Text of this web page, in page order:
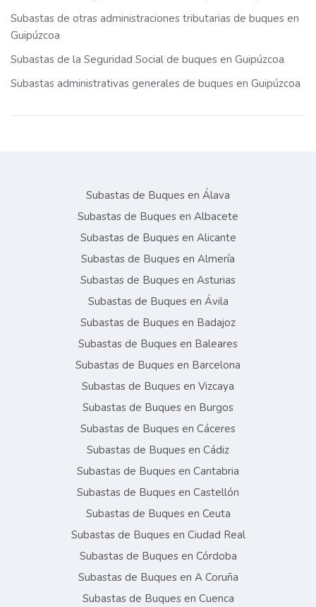
Subastas de otras administraciones tributarias de buques en
Guipúzcoa
Subastas de la Seguridad Social de buques en Guipúzcoa
Subastas administrativas generales de buques en Guipúzcoa
Subastas de Buques en Álava
Subastas de Buques en Albacete
Subastas de Buques en Alicante
Subastas de Buques en Almería
Subastas de Buques en Asturias
Subastas de Buques en Ávila
Subastas de Buques en Badajoz
Subastas de Buques en Baleares
Subastas de Buques en Barcelona
Subastas de Buques en Vizcaya
Subastas de Buques en Burgos
Subastas de Buques en Cáceres
Subastas de Buques en Cádiz
Subastas de Buques en Cantabria
Subastas de Buques en Castellón
Subastas de Buques en Ceuta
Subastas de Buques en Ciudad Real
Subastas de Buques en Córdoba
Subastas de Buques en A Coruña
Subastas de Buques en Cuenca